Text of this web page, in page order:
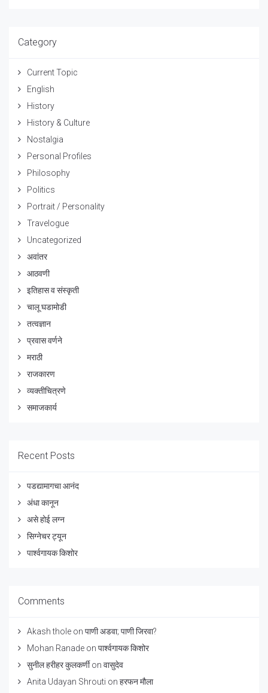
Category
Current Topic
English
History
History & Culture
Nostalgia
Personal Profiles
Philosophy
Politics
Portrait / Personality
Travelogue
Uncategorized
अवांतर
आठवणी
इतिहास व संस्कृती
चालू घडामोडी
तत्वज्ञान
प्रवास वर्णने
मराठी
राजकारण
व्यक्तीचित्रणे
समाजकार्य
Recent Posts
पडद्यामागचा आनंद
अंधा कानून
असे होई लग्न
सिग्नेचर ट्यून
पार्श्वगायक किशोर
Comments
Akash thole on पाणी अडवा; पाणी जिरवा?
Mohan Ranade on पार्श्वगायक किशोर
सुनील हरीहर कुलकर्णीon वासुदेव
Anita Udayan Shrouti on हरफन मौला